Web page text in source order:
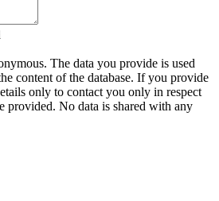
The data you provide is used
content of the database. If you provide
only to contact you only in respect
provided. No data is shared with any